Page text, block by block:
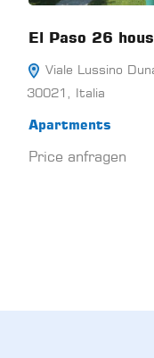
El Paso 26
Viale Lussino
30021, Italia
Apartments
Price anfragen